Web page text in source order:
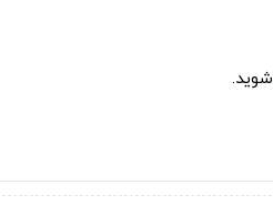
شوید.